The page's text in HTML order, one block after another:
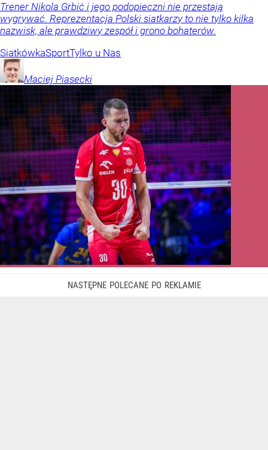
Trener Nikola Grbić i jego podopieczni nie przestają
wygrywać. Reprezentacja Polski siatkarzy to nie tylko kilka
nazwisk, ale prawdziwy zespół i grono bohaterów.
SiatkówkaSportTylko u Nas
Maciej Piasecki